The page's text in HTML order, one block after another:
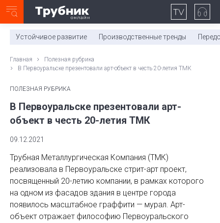
0:00/ 11:03
Устойчивое развитие Производственные тренды
Главная
Полезная рубрика
В Первоуральске презентовали арт-объект в честь 20-летия ТМК
ПОЛЕЗНАЯ РУБРИКА
В Первоуральске презентовали арт-
объект в честь 20-летия ТМК
09.12.2021
Трубная Металлургическая Компания (ТМК)
реализовала в Первоуральске стрит-арт проект,
посвященный 20-летию компании, в рамках которого
на одном из фасадов здания в центре города
появилось масштабное граффити — мурал. Арт-
объект отражает философию Первоуральского